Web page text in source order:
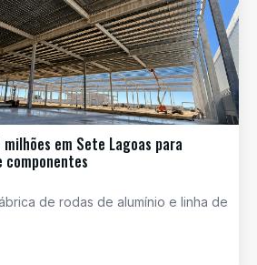
em Sete Lagoas para
componentes
de rodas de alumínio e linha de